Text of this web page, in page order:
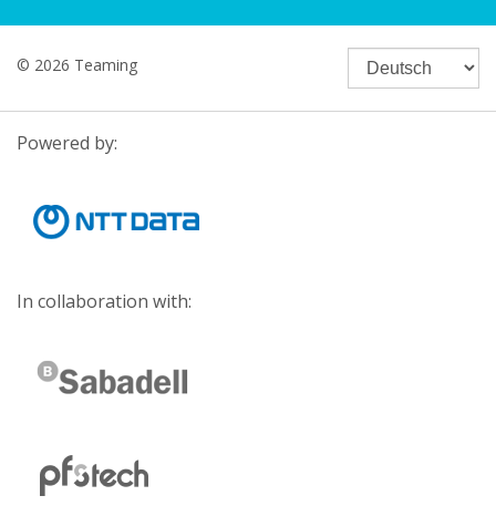
© 2026 Teaming
Powered by:
In collaboration with: